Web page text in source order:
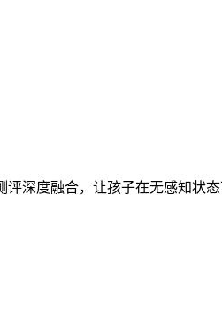
深度融合，让孩子在无感知状